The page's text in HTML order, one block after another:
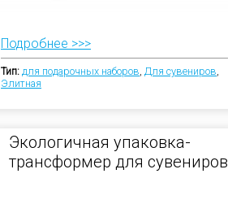
Подробнее >>>
Тип: для подарочных наборов Для сувениров
Элитная
Экологичная упаковка-
трансформер для сувениров